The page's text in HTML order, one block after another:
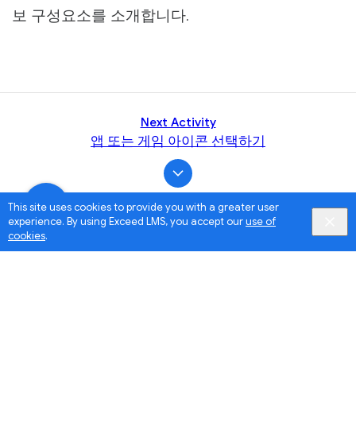
This site uses cookies to provide you with a greater user
experience. By using Exceed LMS, you accept ouruse of
cookies.
보 구성요소를 소개합니다.
Next Activity
앱 또는 게임 아이콘 선택하기